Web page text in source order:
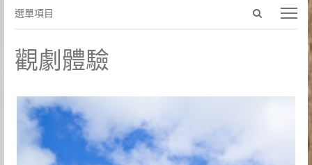
Open
search
選
目
選單項目
觀劇體驗